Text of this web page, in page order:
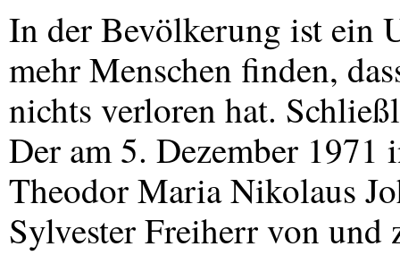
In der Bevölkerung ist ein
mehr Menschen finden,
nichts verloren hat.
Der am 5. Dezember
Theodor Maria Nikolaus
Sylvester Freiherr von